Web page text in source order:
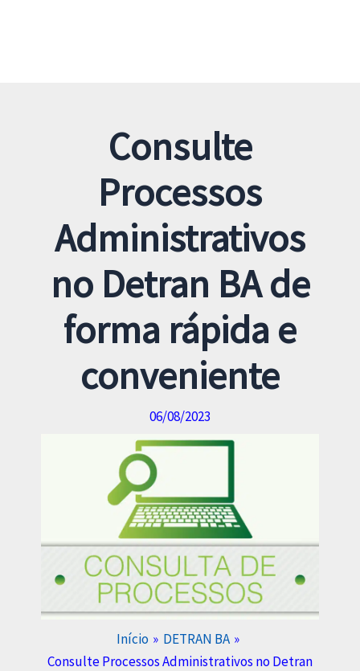
Consulte
Processos
Administrativos
no Detran BA de
forma rápida e
conveniente
06/08/2023
Início
DETRAN BA
Consulte Processos Administrativos no Detran